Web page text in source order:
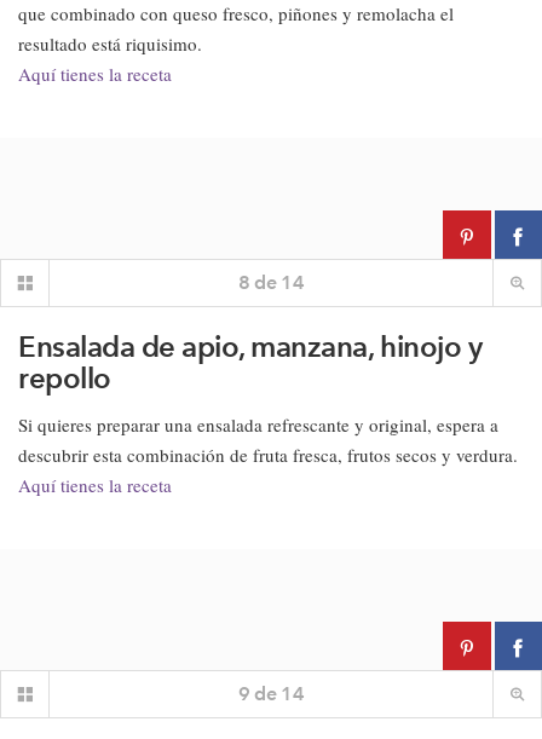
que combinado con queso fresco, piñones y remolacha el
resultado está riquisimo.
Aquí tienes la receta
8 de 14
Ensalada de apio, manzana, hinojo y
repollo
Si quieres preparar una ensalada refrescante y original, espera a
descubrir esta combinación de fruta fresca, frutos secos y verdura.
Aquí tienes la receta
9 de 14